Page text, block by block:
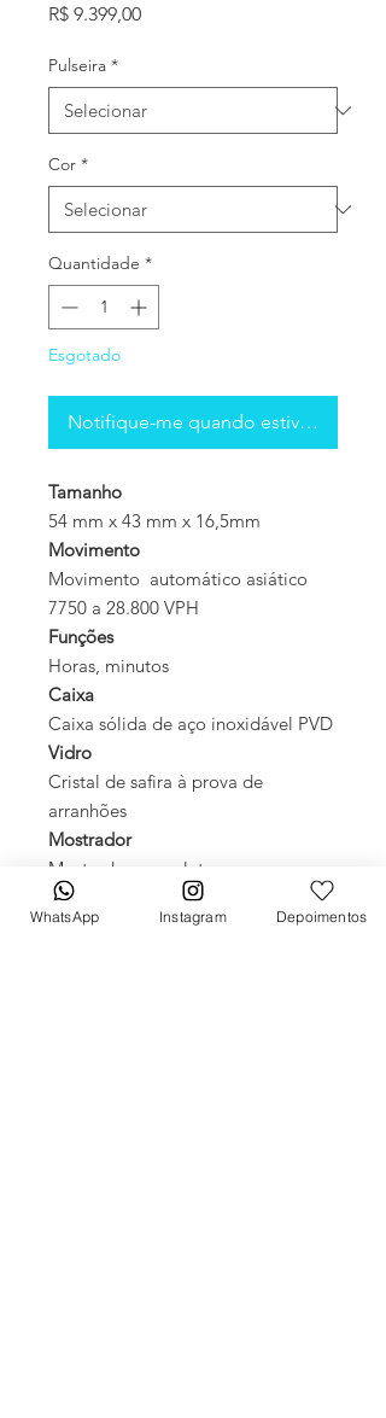
R$ 9.399,00Preço
Pulseira *
Cor *
Quantidade *
Esgotado
Notifique-me quando estiver
Tamanho
54 mm x 43 mm x 16,5mm
Movimento
Movimento automático asiático
7750 a 28.800 VPH
Funções
Horas, minutos
Caixa
Caixa sólida de aço inoxidável PVD
Vidro
Cristal de safira à prova de
arranhões
Mostrador
Mostrador esqueleto
Aro
Besel aço inoxidável PVD
WhatsApp Instagram Depoimentos